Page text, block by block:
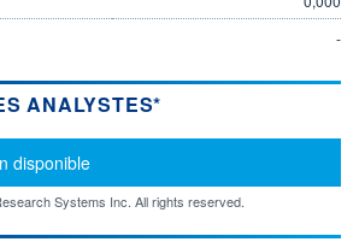
-
ANALYSTES*
disponible
Systems Inc. All rights reserved.